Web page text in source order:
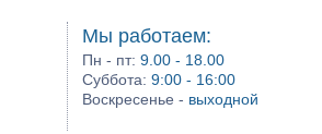
Мы работаем:
Пн - пт:9.00 - 18.00
Суббота:9:00 - 16:00
Воскресенье - выходной